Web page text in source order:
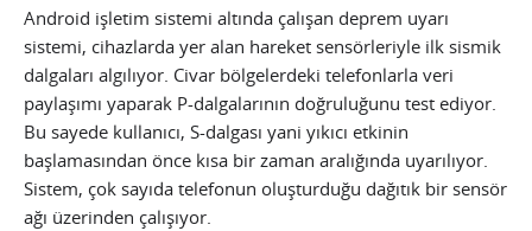
Android işletim sistemi altında çalışan deprem uyarı
sistemi, cihazlarda yer alan hareket sensörleriyle ilk sismik
dalgaları algılıyor. Civar bölgelerdeki telefonlarla veri
paylaşımı yaparak P-dalgalarının doğruluğunu test ediyor.
Bu sayede kullanıcı, S-dalgası yani yıkıcı etkinin
başlamasından önce kısa bir zaman aralığında uyarılıyor.
Sistem, çok sayıda telefonun oluşturduğu dağıtık bir sensör
ağı üzerinden çalışıyor.